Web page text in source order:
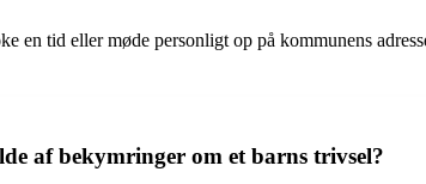
tid eller møde personligt op på kommunens
af bekymringer om et barns trivsel?